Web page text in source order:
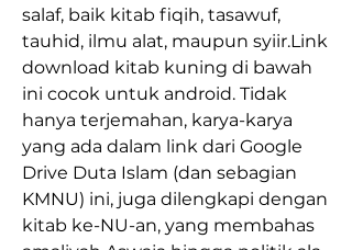
salaf, baik kitab fiqih, tasawuf,
tauhid, ilmu alat, maupun syiir.Link
download kitab kuning di bawah
ini cocok untuk android. Tidak
hanya terjemahan, karya-karya
yang ada dalam link dari Google
Drive Duta Islam (dan sebagian
KMNU) ini, juga dilengkapi dengan
kitab ke-NU-an, yang membahas